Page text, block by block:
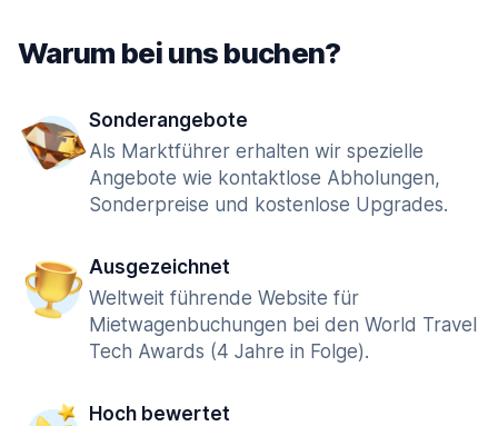
Warum bei uns buchen?
Sonderangebote
Als Marktführer erhalten wir spezielle
Angebote wie kontaktlose Abholungen,
Sonderpreise und kostenlose Upgrades.
Ausgezeichnet
Weltweit führende Website für
Mietwagenbuchungen bei den World Travel
Tech Awards (4 Jahre in Folge).
Hoch bewertet